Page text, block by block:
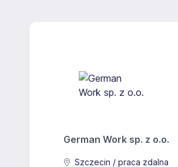
German Work sp. z o.o.
Szczecin / praca zdalna